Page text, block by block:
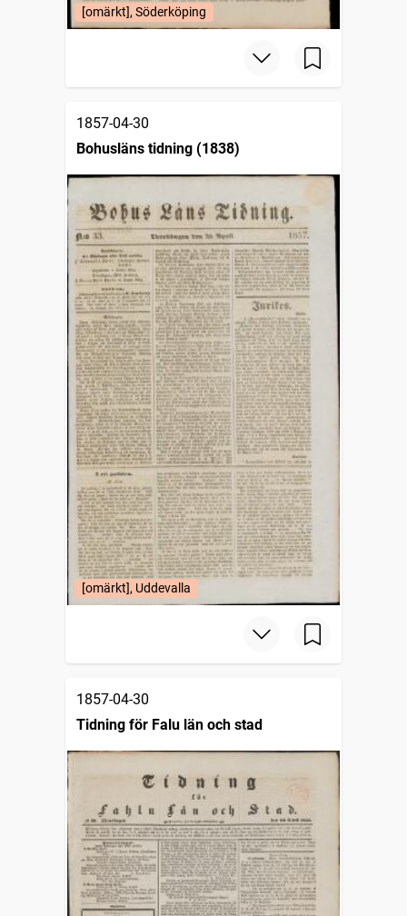
[omärkt], Söderköping
1857-04-30
Bohusläns tidning (1838)
[omärkt], Uddevalla
1857-04-30
Tidning för Falu län och stad